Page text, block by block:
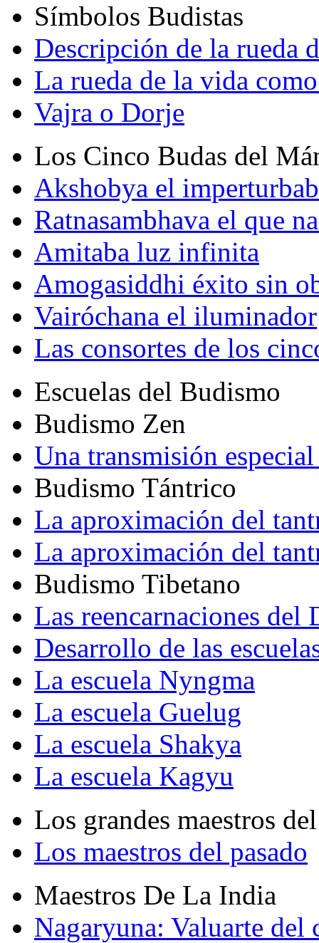
Símbolos Budistas
Descripción de la rueda
La rueda de la vida
Vajra o Dorje
Los Cinco Budas del
Akshobya el
Ratnasambhava el que
Amitaba luz infinita
Amogasiddhi éxito sin
Vairóchana el iluminador
Las consortes de los
Escuelas del Budismo
Budismo Zen
Una transmisión
Budismo Tántrico
La aproximación del
La aproximación del
Budismo Tibetano
Las reencarnaciones del
Desarrollo de las
La escuela Nyngma
La escuela Guelug
La escuela Shakya
La escuela Kagyu
Los grandes maestros
Los maestros del pasado
Maestros De La India
Nagaryuna: Valuarte del